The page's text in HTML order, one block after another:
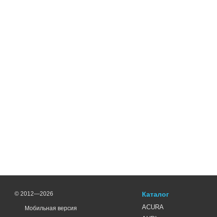
© 2012—2026
Мобильная версия
Каталог
ACURA